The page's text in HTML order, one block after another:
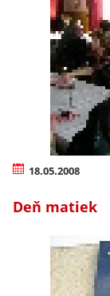
18.05.2008
Deň matiek